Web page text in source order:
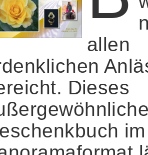
allen
Dieses
im